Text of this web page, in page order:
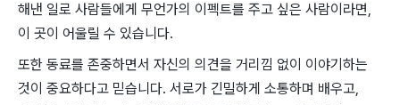
해낸 일로 사람들에게 무언가의 이펙트를 주고 싶은 사람이라면,
이 곳이 어울릴 수 있습니다.
또한 동료를 존중하면서 자신의 의견을 거리낌 없이 이야기하는
것이 중요하다고 믿습니다. 서로가 긴밀하게 소통하며 배우고,